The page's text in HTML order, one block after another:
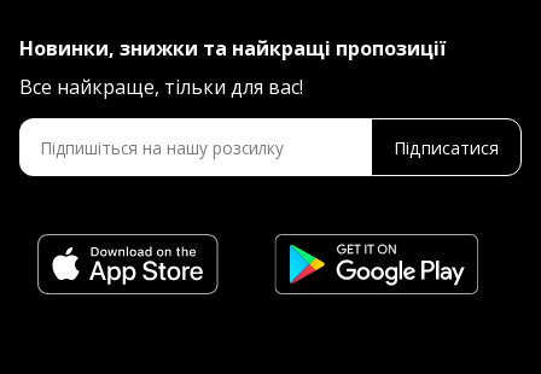
Новинки, знижки та найкращі пропозиції
Все найкраще, тільки для вас!
Підписатися